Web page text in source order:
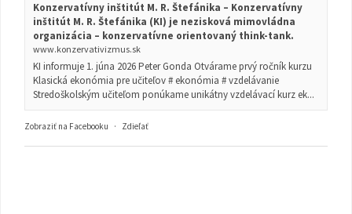
Konzervatívny inštitút M. R. Štefánika – Konzervatívny
inštitút M. R. Štefánika (KI) je nezisková mimovládna
organizácia – konzervatívne orientovaný think-tank.
www.konzervativizmus.sk
KI informuje 1. júna 2026 Peter Gonda Otvárame prvý ročník kurzu
Klasická ekonómia pre učiteľov # ekonómia # vzdelávanie
Stredoškolským učiteľom ponúkame unikátny vzdelávací kurz ek...
Zobraziť na Facebooku · Zdieľať